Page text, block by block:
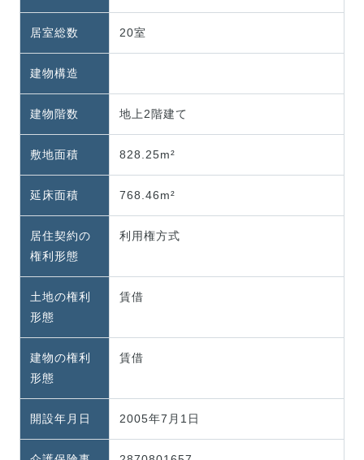
居室総数 20室
建物構造
建物階数 地上2階建て
敷地面積 828.25m²
延床面積 768.46m²
居住契約の
権利形態
利用権方式
土地の権利
形態
賃借
建物の権利
形態
賃借
開設年月日 2005年7月1日